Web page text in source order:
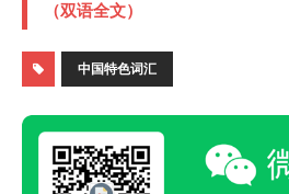
（双语全文）
中国特色词汇